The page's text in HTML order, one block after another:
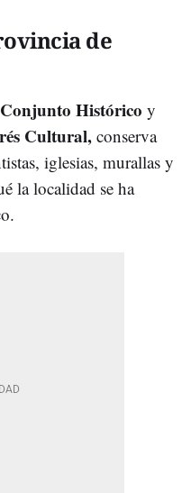
de
Conjunto Histórico y
Cultural,conserva
iglesias, murallas y
la localidad se ha